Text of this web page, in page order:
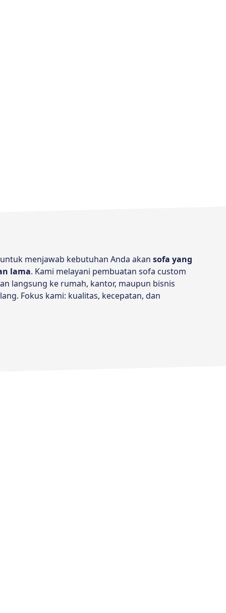
menjawab kebutuhan Anda akan sofa yang
lama. Kami melayani pembuatan sofa custom
langsung ke rumah, kantor, maupun bisnis
Fokus kami: kualitas, kecepatan, dan